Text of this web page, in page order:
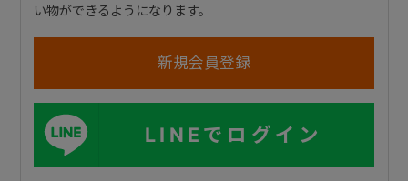
い物ができるようになります。
LINEでログイン